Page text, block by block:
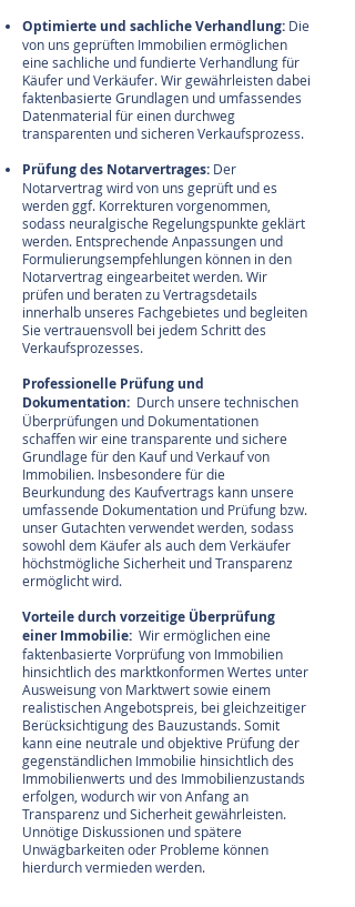
Optimierte und sachliche Verhandlung: Die
von uns geprüften Immobilien ermöglichen
eine sachliche und fundierte Verhandlung für
Käufer und Verkäufer. Wir gewährleisten dabei
faktenbasierte Grundlagen und umfassendes
Datenmaterial für einen durchweg
transparenten und sicheren Verkaufsprozess.
Prüfung des Notarvertrages: Der
Notarvertrag wird von uns geprüft und es
werden ggf. Korrekturen vorgenommen,
sodass neuralgische Regelungspunkte geklärt
werden. Entsprechende Anpassungen und
Formulierungsempfehlungen können in den
Notarvertrag eingearbeitet werden. Wir
prüfen und beraten zu Vertragsdetails
innerhalb unseres Fachgebietes und begleiten
Sie vertrauensvoll bei jedem Schritt des
Verkaufsprozesses.
Professionelle Prüfung und
Dokumentation: Durch unsere technischen
Überprüfungen und Dokumentationen
schaffen wir eine transparente und sichere
Grundlage für den Kauf und Verkauf von
Immobilien. Insbesondere für die
Beurkundung des Kaufvertrags kann unsere
umfassende Dokumentation und Prüfung bzw.
unser Gutachten verwendet werden, sodass
sowohl dem Käufer als auch dem Verkäufer
höchstmögliche Sicherheit und Transparenz
ermöglicht wird.
Vorteile durch vorzeitige Überprüfung
einer Immobilie: Wir ermöglichen eine
faktenbasierte Vorprüfung von Immobilien
hinsichtlich des marktkonformen Wertes unter
Ausweisung von Marktwert sowie einem
realistischen Angebotspreis, bei gleichzeitiger
Berücksichtigung des Bauzustands. Somit
kann eine neutrale und objektive Prüfung der
gegenständlichen Immobilie hinsichtlich des
Immobilienwerts und des Immobilienzustands
erfolgen, wodurch wir von Anfang an
Transparenz und Sicherheit gewährleisten.
Unnötige Diskussionen und spätere
Unwägbarkeiten oder Probleme können
hierdurch vermieden werden.